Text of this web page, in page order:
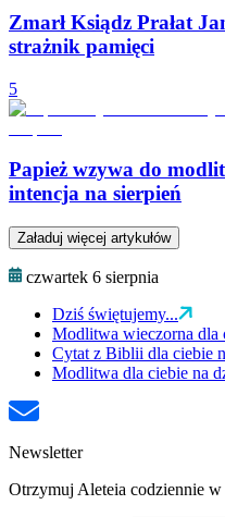
Zmarł Ksiądz Prałat
strażnik pamięci
5
Papież wzywa do
intencja na sierpień
Załaduj więcej artykułów
czwartek 6 sierpnia
Dziś świętujemy...
Modlitwa wieczorna dla
Cytat z Biblii dla ciebie
Modlitwa dla ciebie na
Newsletter
Otrzymuj Aleteia codziennie